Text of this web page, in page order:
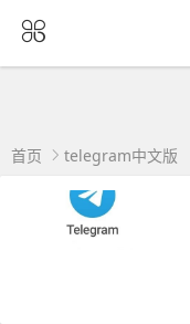
首页 telegram中文版